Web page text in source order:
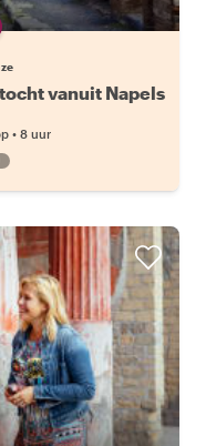
vanuit Napels
• 8 uur